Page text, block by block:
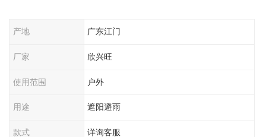
产地 广东江门
厂家 欣兴旺
使用范围 户外
用途 遮阳避雨
款式 详询客服